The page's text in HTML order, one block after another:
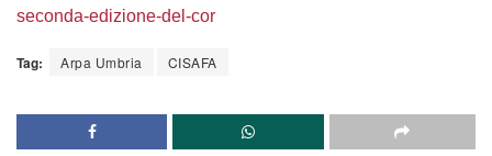
seconda-edizione-del-cor
Tag: Arpa Umbria CISAFA